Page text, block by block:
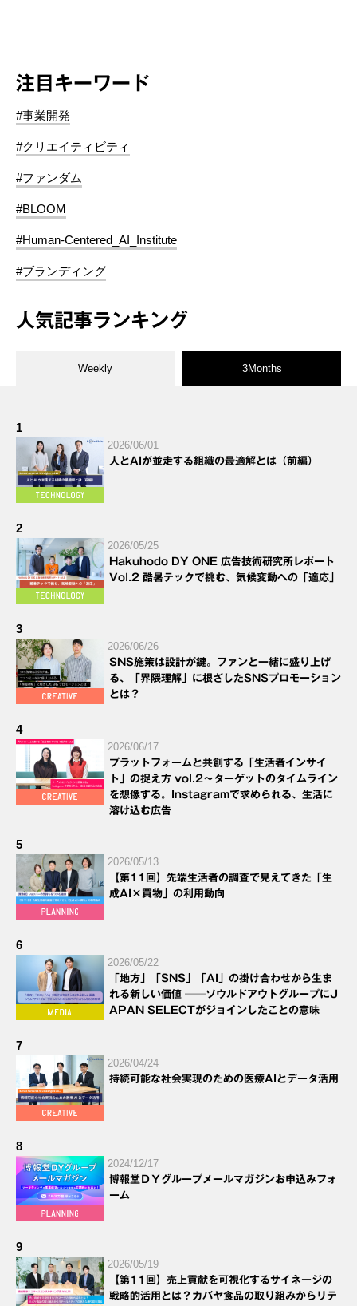
注目キーワード
#事業開発
#クリエイティビティ
#ファンダム
#BLOOM
#Human-Centered_AI_Institute
#ブランディング
人気記事ランキング
Weekly 3Months
1
2026/06/01
人とAIが並走する組織の最適解とは（前編）
2
2026/05/25
Hakuhodo DY ONE 広告技術研究所レポート
Vol.2 酷暑テックで挑む、気候変動への「適応」
3
2026/06/26
SNS施策は設計が鍵。ファンと一緒に盛り上げ
る、「界隈理解」に根ざしたSNSプロモーション
とは？
4
2026/06/17
プラットフォームと共創する「生活者インサイ
ト」の捉え方 vol.2～ターゲットのタイムライン
を想像する。Instagramで求められる、生活に
溶け込む広告
5
2026/05/13
【第11回】先端生活者の調査で見えてきた「生
成AI×買物」の利用動向
6
2026/05/22
「地方」「SNS」「AI」の掛け合わせから生ま
れる新しい価値 ──ソウルドアウトグループにJ
APAN SELECTがジョインしたことの意味
7
2026/04/24
持続可能な社会実現のための医療AIとデータ活用
8
2024/12/17
博報堂ＤＹグループメールマガジンお申込みフォ
ーム
9
2026/05/19
【第11回】売上貢献を可視化するサイネージの
戦略的活用とは？カバヤ食品の取り組みからリテ